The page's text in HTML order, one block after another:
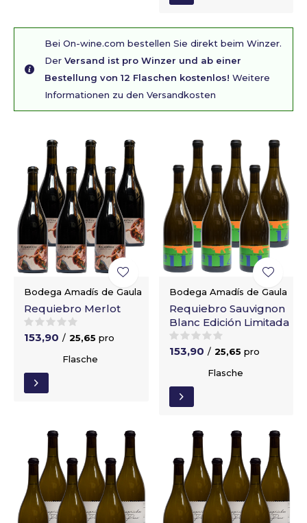
Bei On-wine.com bestellen Sie direkt beim Winzer.
Der Versand ist pro Winzer und ab einer
Bestellung von 12 Flaschen kostenlos! Weitere
Informationen zu den Versandkosten
Bodega Amadís de Gaula
Requiebro Merlot
153,90 / 25,65 pro
Flasche
Bodega Amadís de Gaula
Requiebro Sauvignon
Blanc Edición Limitada
153,90 / 25,65 pro
Flasche